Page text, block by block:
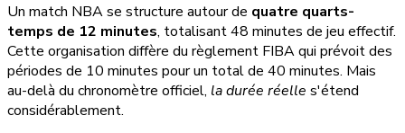
Un match NBA se structure autour de quatre quarts-
temps de 12 minutes, totalisant 48 minutes de jeu effectif.
Cette organisation diffère du règlement FIBA qui prévoit des
périodes de 10 minutes pour un total de 40 minutes. Mais
au-delà du chronomètre officiel, la durée réelle s'étend
considérablement.